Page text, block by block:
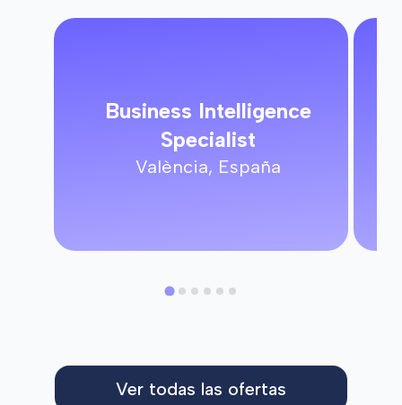
Business Intelligence
Specialist
València, España
Ver todas las ofertas